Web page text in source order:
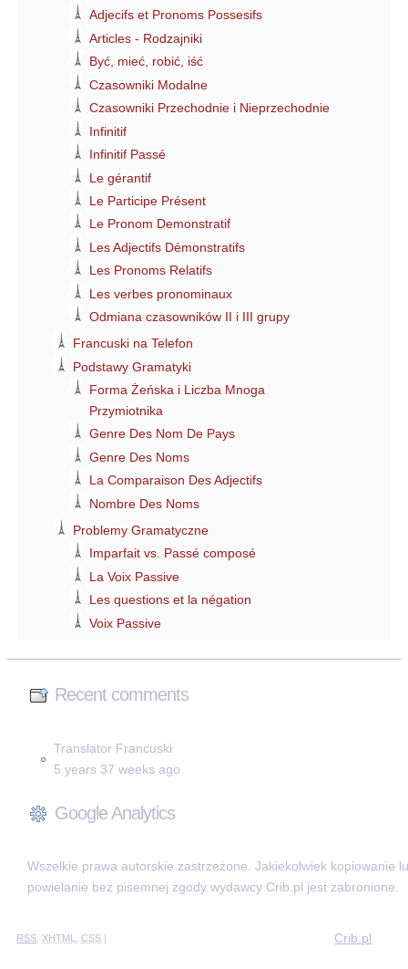
Adjecifs et Pronoms Possesifs
Articles - Rodzajniki
Być, mieć, robić, iść
Czasowniki Modalne
Czasowniki Przechodnie i Nieprzechodnie
Infinitif
Infinitif Passé
Le gérantif
Le Participe Présent
Le Pronom Demonstratif
Les Adjectifs Démonstratifs
Les Pronoms Relatifs
Les verbes pronominaux
Odmiana czasowników II i III grupy
Francuski na Telefon
Podstawy Gramatyki
Forma Żeńska i Liczba Mnoga
Przymiotnika
Genre Des Nom De Pays
Genre Des Noms
La Comparaison Des Adjectifs
Nombre Des Noms
Problemy Gramatyczne
Imparfait vs. Passé composé
La Voix Passive
Les questions et la négation
Voix Passive
Recent comments
Translator Francuski
5 years 37 weeks ago
Google Analytics
Wszelkie prawa autorskie zastrzeżone. Jakiekolwiek kopiowanie
powielanie bez pisemnej zgody wydawcy Crib.pl jest zabronione.
RSS XHTML CSS Crib.pl